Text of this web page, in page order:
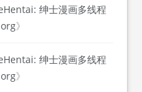
绅士漫画多线程
》
绅士漫画多线程
》